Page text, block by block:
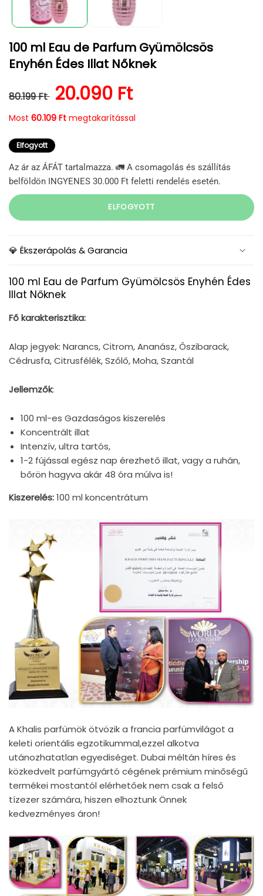
100 ml Eau de Parfum Gyümölcsös
Enyhén Édes Illat Nőknek
Normál ár
80.199 Ft Kedvezményes ár
20.090 Ft
Most 60.109 Ft megtakarítással
Elfogyott
Az ár az ÁFÁT tartalmazza. 🚛 A csomagolás és szállítás
belföldön INGYENES 30.000 Ft feletti rendelés esetén.
ELFOGYOTT
💎 Ékszerápolás & Garancia
100 ml Eau de Parfum Gyümölcsös Enyhén Édes
Illat Nőknek
Fő karakterisztika:
Alap jegyek: Narancs, Citrom, Ananász, Őszibarack,
Cédrusfa, Citrusfélék, Szőlő, Moha, Szantál
Jellemzők:
100 ml-es Gazdaságos kiszerelés
Koncentrált illat
Intenzív, ultra tartós,
1-2 fújással egész nap érezhető illat, vagy a ruhán,
bőrön hagyva akár 48 óra múlva is!
Kiszerelés:100 ml koncentrátum
A Khalis parfümök ötvözik a francia parfümvilágot a
keleti orientális egzotikummal,ezzel alkotva
utánozhatatlan egyediséget. Dubai méltán híres és
közkedvelt parfümgyártó cégének prémium minőségű
termékei mostantól elérhetőek nem csak a felső
tízezer számára, hiszen elhoztunk Önnek
kedvezményes áron!